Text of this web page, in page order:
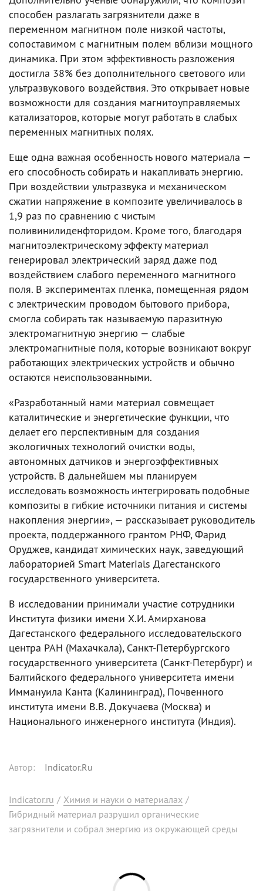
способен разлагать загрязнители даже в
переменном магнитном поле низкой частоты,
сопоставимом с магнитным полем вблизи мощного
динамика. При этом эффективность разложения
достигла 38% без дополнительного светового или
ультразвукового воздействия. Это открывает новые
возможности для создания магнитоуправляемых
катализаторов, которые могут работать в слабых
переменных магнитных полях.
Еще одна важная особенность нового материала —
его способность собирать и накапливать энергию.
При воздействии ультразвука и механическом
сжатии напряжение в композите увеличивалось в
1,9 раз по сравнению с чистым
поливинилиденфторидом. Кроме того, благодаря
магнитоэлектрическому эффекту материал
генерировал электрический заряд даже под
воздействием слабого переменного магнитного
поля. В экспериментах пленка, помещенная рядом
с электрическим проводом бытового прибора,
смогла собирать так называемую паразитную
электромагнитную энергию — слабые
электромагнитные поля, которые возникают вокруг
работающих электрических устройств и обычно
остаются неиспользованными.
«Разработанный нами материал совмещает
каталитические и энергетические функции, что
делает его перспективным для создания
экологичных технологий очистки воды,
автономных датчиков и энергоэффективных
устройств. В дальнейшем мы планируем
исследовать возможность интегрировать подобные
композиты в гибкие источники питания и системы
накопления энергии», — рассказывает руководитель
проекта, поддержанного грантом РНФ, Фарид
Оруджев, кандидат химических наук, заведующий
лабораторией Smart Materials Дагестанского
государственного университета.
В исследовании принимали участие сотрудники
Института физики имени Х.И. Амирханова
Дагестанского федерального исследовательского
центра РАН (Махачкала), Санкт-Петербургского
государственного университета (Санкт-Петербург) и
Балтийского федерального университета имени
Иммануила Канта (Калининград), Почвенного
института имени В.В. Докучаева (Москва) и
Национального инженерного института (Индия).
Автор: Indicator.Ru
Indicator.ru / Химия и науки о материалах /
Гибридный материал разрушил органические
загрязнители и собрал энергию из окружающей среды